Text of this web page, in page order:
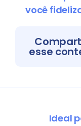
você
esse
Ideal